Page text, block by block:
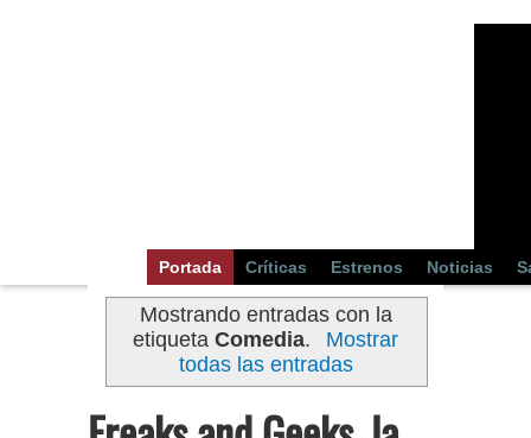
Portada Críticas Estrenos Noticias
Mostrando entradas con la
etiquetaComedia.
Mostrar
todas las entradas